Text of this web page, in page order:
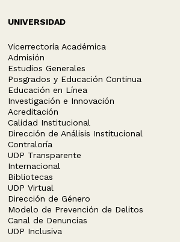
UNIVERSIDAD
Vicerrectoría Académica
Admisión
Estudios Generales
Posgrados y Educación Continua
Educación en Línea
Investigación e Innovación
Acreditación
Calidad Institucional
Dirección de Análisis Institucional
Contraloría
UDP Transparente
Internacional
Bibliotecas
UDP Virtual
Dirección de Género
Modelo de Prevención de Delitos
Canal de Denuncias
UDP Inclusiva